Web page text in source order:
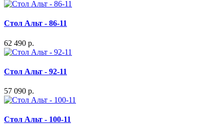
Стол Альт - 86-11
62 490 р.
Стол Альт - 92-11
57 090 р.
Стол Альт - 100-11